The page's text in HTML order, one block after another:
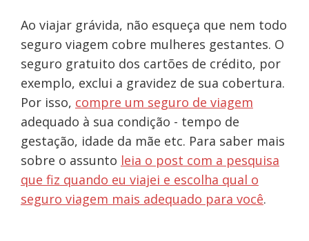
Ao viajar grávida, não esqueça que nem todo
seguro viagem cobre mulheres gestantes. O
seguro gratuito dos cartões de crédito, por
exemplo, exclui a gravidez de sua cobertura.
Por isso, compre um seguro de viagem
adequado à sua condição - tempo de
gestação, idade da mãe etc. Para saber mais
sobre o assunto leia o post com a pesquisa
que fiz quando eu viajei e escolha qual o
seguro viagem mais adequado para você.